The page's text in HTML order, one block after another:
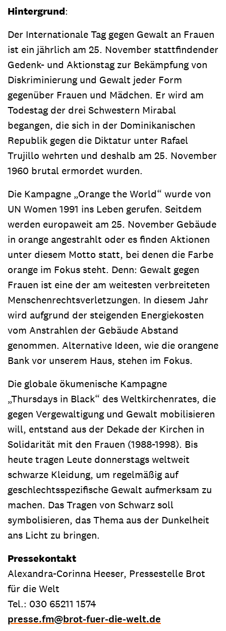
Hintergrund:
Der Internationale Tag gegen Gewalt an Frauen
ist ein jährlich am 25. November stattfindender
Gedenk- und Aktionstag zur Bekämpfung von
Diskriminierung und Gewalt jeder Form
gegenüber Frauen und Mädchen. Er wird am
Todestag der drei Schwestern Mirabal
begangen, die sich in der Dominikanischen
Republik gegen die Diktatur unter Rafael
Trujillo wehrten und deshalb am 25. November
1960 brutal ermordet wurden.
Die Kampagne „Orange the World“ wurde von
UN Women 1991 ins Leben gerufen. Seitdem
werden europaweit am 25. November Gebäude
in orange angestrahlt oder es finden Aktionen
unter diesem Motto statt, bei denen die Farbe
orange im Fokus steht. Denn: Gewalt gegen
Frauen ist eine der am weitesten verbreiteten
Menschenrechtsverletzungen. In diesem Jahr
wird aufgrund der steigenden Energiekosten
vom Anstrahlen der Gebäude Abstand
genommen. Alternative Ideen, wie die orangene
Bank vor unserem Haus, stehen im Fokus.
Die globale ökumenische Kampagne
„Thursdays in Black“ des Weltkirchenrates, die
gegen Vergewaltigung und Gewalt mobilisieren
will, entstand aus der Dekade der Kirchen in
Solidarität mit den Frauen (1988-1998). Bis
heute tragen Leute donnerstags weltweit
schwarze Kleidung, um regelmäßig auf
geschlechtsspezifische Gewalt aufmerksam zu
machen. Das Tragen von Schwarz soll
symbolisieren, das Thema aus der Dunkelheit
ans Licht zu bringen.
Pressekontakt
Alexandra-Corinna Heeser, Pressestelle Brot
für die Welt
Tel.: 030 65211 1574
presse.fm@brot-fuer-die-welt.de